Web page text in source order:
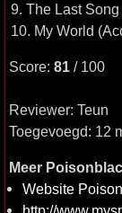
9. The Last Song
10. My World
Score: 81 / 100
Reviewer: Teun
Toegevoegd: 12
Meer
Website